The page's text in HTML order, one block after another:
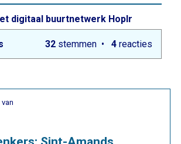
digitaal buurtnetwerk Hoplr
32 stemmen 4 reacties